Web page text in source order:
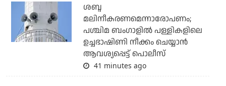
ശബ്ദ
മലിനീകരണമെന്നാരോപണം;
പശ്ചിമ ബംഗാളില്‍ പള്ളികളിലെ
ഉച്ചഭാഷിണി നീക്കം ചെയ്യാന്‍
ആവശ്യപ്പെട്ട് പൊലീസ്
41 minutes ago